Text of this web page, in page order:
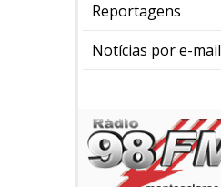
Reportagens
Notícias por e-mail